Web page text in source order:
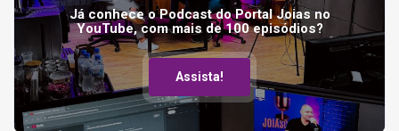
Já conhece o Podcast do Portal Joias no
YouTube, com mais de 100 episódios?
Assista!